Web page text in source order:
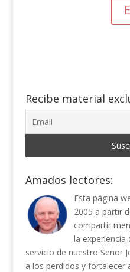
Recibe material
Amados lectores:
Esta página
2005 a partir
compartir
la experiencia
servicio de nuestro Señor
a los perdidos y fortalecer